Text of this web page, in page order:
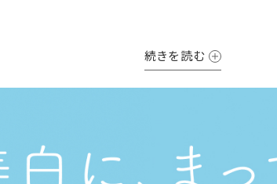
続きを読む
そうすると、もっと人と出会うことが好きに
だから、お値段はずっと続けられるくらい